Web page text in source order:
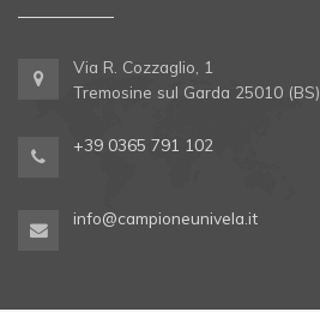
Via R. Cozzaglio, 1
Tremosine sul Garda 25010 (BS)
+39 0365 791 102
info@campioneunivela.it